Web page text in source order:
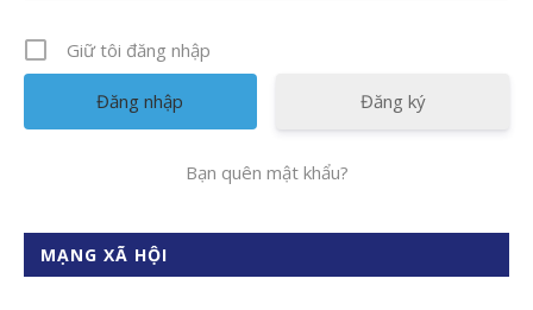
Giữ tôi đăng nhập
Đăng ký
Bạn quên mật khẩu?
MẠNG XÃ HỘI